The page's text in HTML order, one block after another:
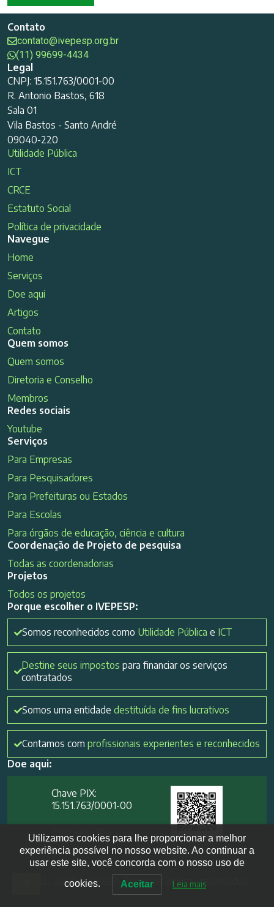
Contato
contato@ivepesp.org.br
(11) 99699-4434
Legal
CNPJ: 15.151.763/0001-00
R. Antonio Bastos, 618
Sala 01
Vila Bastos - Santo André
09040-220
Utilidade Pública
ICT
CRCE
Estatuto Social
Política de privacidade
Navegue
Home
Serviços
Doe aqui
Artigos
Contato
Quem somos
Quem somos
Diretoria e Conselho
Membros
Redes sociais
Youtube
Serviços
Para Empresas
Para Pesquisadores
Para Prefeituras ou Estados
Para Escolas
Para órgãos de educação, ciência e cultura
Coordenação de Projeto de pesquisa
Todas as coordenadorias
Projetos
Todos os projetos
Porque escolher o IVEPESP:
Somos reconhecidos como Utilidade Pública e ICT
Destine seus impostos para financiar os serviços
contratados
Somos uma entidade destituída de fins lucrativos
Contamos com profissionais experientes e reconhecidos
Doe aqui:
Chave PIX:
15.151.763/0001-00​
2012- 2026 IVEPESP. Todos os direitos reservados
Utilizamos cookies para lhe proporcionar a melhor
experiência possível no nosso website. Ao continuar a
usar este site, você concorda com o nosso uso de
cookies. Aceitar Leia mais